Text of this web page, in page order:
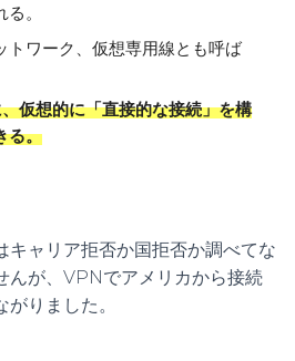
。
トワーク、仮想専用線とも呼ば
仮想的に「直接的な接続」を構
る。
キャリア拒否か国拒否か調べてな
んが、VPNでアメリカから接続
りました。